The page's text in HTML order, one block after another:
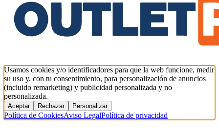
Usamos cookies y/o identificadores para que la web funcione, medir
su uso y, con tu consentimiento, para personalización de anuncios
(incluido remarketing) y publicidad personalizada y no
personalizada.
Aceptar Rechazar Personalizar
Política de CookiesAviso LegalPolítica de privacidad